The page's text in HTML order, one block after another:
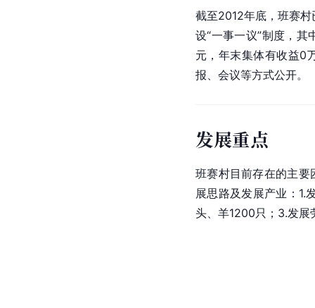
截至2012年底，班赛
设“一事一议”制度，
元，年末集体有收益0
报、会议等方式公开。
发展重点
班赛村目前存在的主
展思路及发展产业：1.
头、羊1200只；3.发展